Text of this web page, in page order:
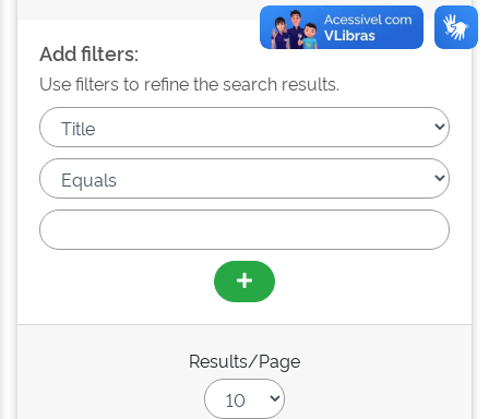
Add filters:
Use filters to refine the search results.
Results/Page